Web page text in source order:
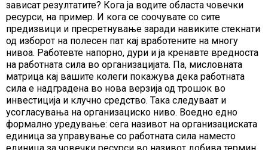
зависат резултатите? Кога ја водите областа човечки
ресурси, на пример. И кога се соочувате со сите
предизвици и пресретнување заради навиките стекнати
од изборот на полесен пат кај вработените на многу
нивоа. Работевте напорно, дури и ја кренавте вредноста
на работната сила во организацијата. Па, мисловната
матрица кај вашите колеги покажува дека работната
сила е надградена во нова верзија од трошок во
инвестиција и клучно средство. Така следуваат и
усогласувања на организациско ниво. Воедно едно
формално уредување: сега називот на организациската
единица за управување со работната сила наместо